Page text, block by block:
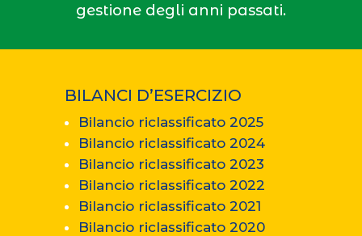
gestione degli anni passati.
BILANCI D’ESERCIZIO
Bilancio riclassificato 2025
Bilancio riclassificato 2024
Bilancio riclassificato 2023
Bilancio riclassificato 2022
Bilancio riclassificato 2021
Bilancio riclassificato 2020